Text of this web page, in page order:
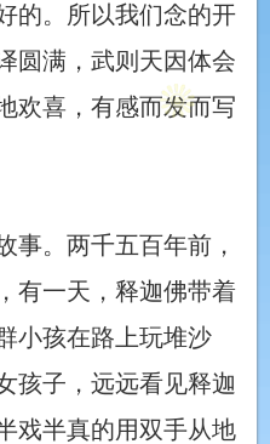
的。所以我们念的开
圆满，武则天因体会
欢喜，有感而发而写
事。两千五百年前，
有一天，释迦佛带着
小孩在路上玩堆沙
孩子，远远看见释迦
戏半真的用双手从地